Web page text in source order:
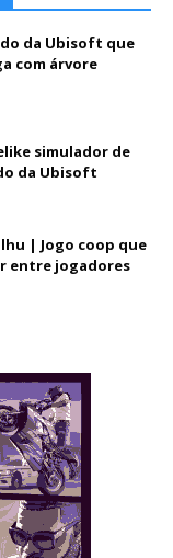
da Ubisoft que
com árvore
simulador de
da Ubisoft
| Jogo coop que
entre jogadores